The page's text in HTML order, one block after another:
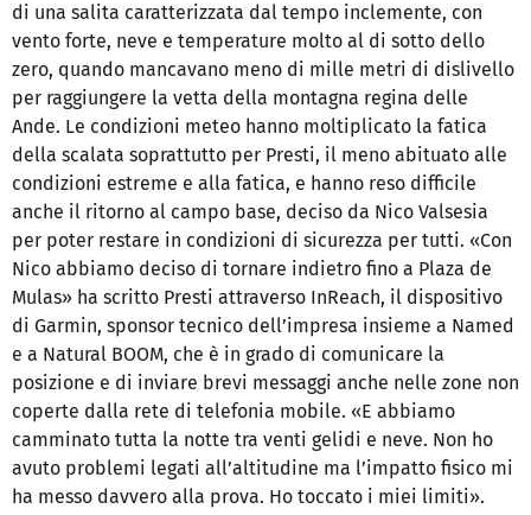
di una salita caratterizzata dal tempo inclemente, con
vento forte, neve e temperature molto al di sotto dello
zero, quando mancavano meno di mille metri di dislivello
per raggiungere la vetta della montagna regina delle
Ande. Le condizioni meteo hanno moltiplicato la fatica
della scalata soprattutto per Presti, il meno abituato alle
condizioni estreme e alla fatica, e hanno reso difficile
anche il ritorno al campo base, deciso da Nico Valsesia
per poter restare in condizioni di sicurezza per tutti. «Con
Nico abbiamo deciso di tornare indietro fino a Plaza de
Mulas» ha scritto Presti attraverso InReach, il dispositivo
di Garmin, sponsor tecnico dell’impresa insieme a Named
e a Natural BOOM, che è in grado di comunicare la
posizione e di inviare brevi messaggi anche nelle zone non
coperte dalla rete di telefonia mobile. «E abbiamo
camminato tutta la notte tra venti gelidi e neve. Non ho
avuto problemi legati all’altitudine ma l’impatto fisico mi
ha messo davvero alla prova. Ho toccato i miei limiti».